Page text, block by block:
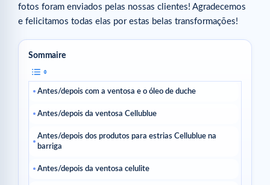
fotos foram enviados pelas nossas clientes! Agradecemos
e felicitamos todas elas por estas belas transformações!
Sommaire
Antes/depois com a ventosa e o óleo de duche
Antes/depois da ventosa Cellublue
Antes/depois dos produtos para estrias Cellublue na
barriga
Antes/depois da ventosa celulite